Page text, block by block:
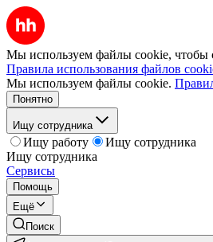
Мы используем файлы cookie, чтобы
Правила использования файлов
Мы используем файлы cookie.
Понятно
Ищу сотрудника
Ищу работу
Ищу сотрудника
Ищу сотрудника
Сервисы
Помощь
Ещё
Поиск